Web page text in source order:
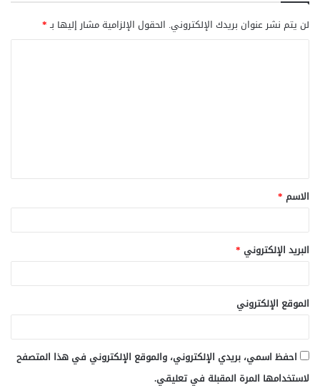
لن يتم نشر عنوان بريدك الإلكتروني. الحقول الإلزامية مشار إليها بـ*
ق
*
الاسم *
البريد الإلكتروني *
الموقع الإلكتروني
احفظ اسمي، بريدي الإلكتروني، والموقع الإلكتروني في هذا المتصفح
لاستخدامها المرة المقبلة في تعليقي.